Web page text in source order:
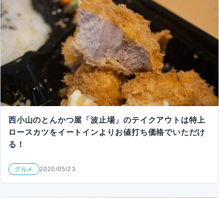
西小山のとんかつ屋「波止場」のテイクアウトは特上
ロースカツをイートインよりお値打ち価格でいただけ
る！
グルメ 2020/05/23